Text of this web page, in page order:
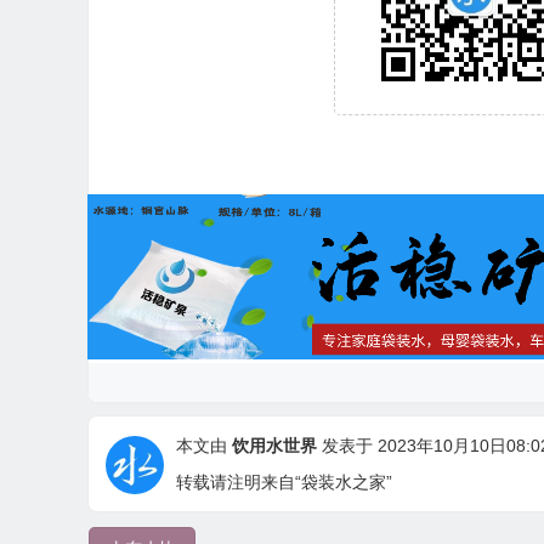
本文由 饮用水世界 发表于 2023年10月10日
转载请注明来自“袋装水之家”